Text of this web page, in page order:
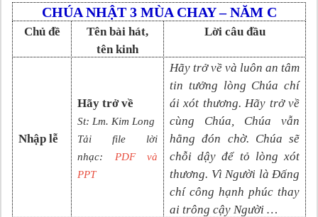
CHÚA NHẬT 3 MÙA CHAY – NĂM C
Chủ đề
Tên bài hát,
tên kinh
Lời câu đầu
Nhập lễ
Hãy trở về
St: Lm. Kim Long
Tải file lời
nhạc: PDF và
PPT
Hãy trở về và luôn an tâm
tin tưởng lòng Chúa chí
ái xót thương. Hãy trở về
cùng Chúa, Chúa vẫn
hằng đón chờ. Chúa sẽ
chỗi dậy để tỏ lòng xót
thương. Vì Người là Đấng
chí công hạnh phúc thay
ai trông cậy Người …